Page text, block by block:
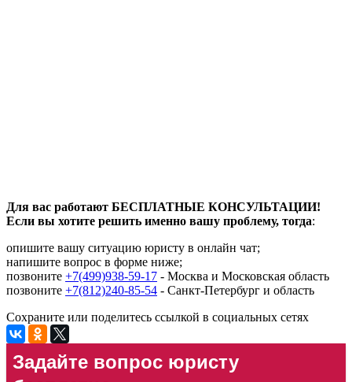
Для вас работают БЕСПЛАТНЫЕ КОНСУЛЬТАЦИИ!
Если вы хотите решить именно вашу проблему, тогда:
опишите вашу ситуацию юристу в онлайн чат;
напишите вопрос в форме ниже;
позвоните +7(499)938-59-17 - Москва и Московская область
позвоните +7(812)240-85-54 - Санкт-Петербург и область
Сохраните или поделитесь ссылкой в социальных сетях